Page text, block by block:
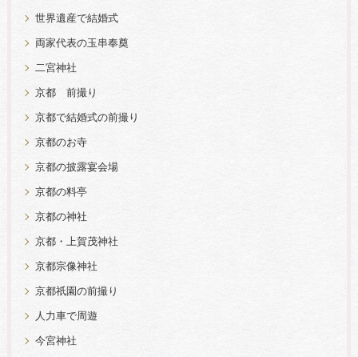
世界遺産で結婚式
両家代表の玉串奉奠
二宮神社
京都 前撮り
京都で結婚式の前撮り
京都のお寺
京都の披露宴会場
京都の料亭
京都の神社
京都・上賀茂神社
京都宗像神社
京都祇園の前撮り
人力車で周遊
今宮神社